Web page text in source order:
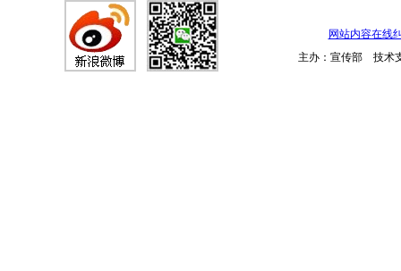
网站内容在线
主办：宣传部 技术